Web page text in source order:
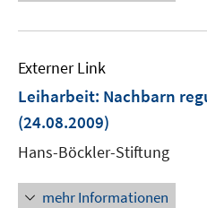
Externer Link
Leiharbeit: Nachbarn
(24.08.2009)
Hans-Böckler-Stiftung
mehr Informationen